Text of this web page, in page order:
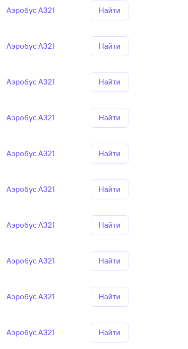
Аэробус А321 Найти
Аэробус А321 Найти
Аэробус А321 Найти
Аэробус А321 Найти
Аэробус А321 Найти
Аэробус А321 Найти
Аэробус А321 Найти
Аэробус А321 Найти
Аэробус А321 Найти
Аэробус А321 Найти